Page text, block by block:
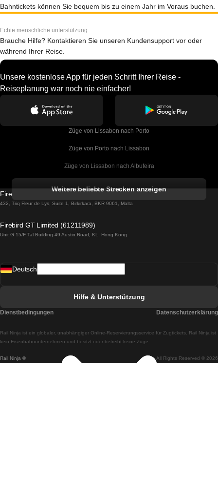
Bahntickets können Sie bequem bis zu einem Jahr im Voraus buchen.
Echte menschliche unterstützung
Brauche Hilfe? Kontaktieren Sie unseren Kundensupport vor oder
während Ihrer Reise.
Unsere kostenlose App für jeden Schritt Ihrer Reise -
Reiseplanung war noch nie einfacher!
Züge von Lissabon nach Porto
Züge von Porto nach Lissabon
Züge von Lissabon nach Albufeira
Züge von Lissabon nach Lagos
Züge von Lissabon nach Madrid
Züge von Lissabon nach Braga
Züge von Braga nach Lissabon
Weitere beliebte Strecken anzeigen
Firebird GT Limited (OC 1451)
432, Triq Fleur de Lys, Suite 1, Birkirkara, BKR 9061, Malta
Firebird GT Limited (61211989)
Unit G 15/F Tal Building 49 Austin Road, KL, Hong Kong
Rail Ninja ® All Rights Reserved © 2026
Rail.Ninja ist ein globaler, unabhängiger Online-Reservierungsservice für Zugtickets. Rail Ninja ist
kein Eisenbahnunternehmen und besitzt oder betreibt keine Züge.
Deutsch
Hilfe & Unterstützung
Dienstbedingungen Datenschutzerklärung